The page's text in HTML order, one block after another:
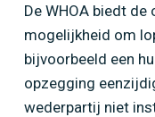
De WHOA biedt
mogelijkheid om
bijvoorbeeld een
opzegging
wederpartij niet